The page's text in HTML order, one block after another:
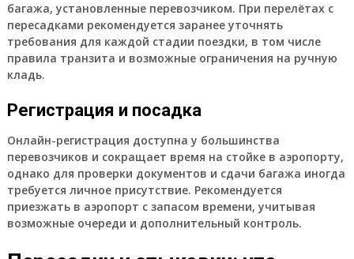
багажа, установленные перевозчиком. При перелётах с
пересадками рекомендуется заранее уточнять
требования для каждой стадии поездки, в том числе
правила транзита и возможные ограничения на ручную
кладь.
Регистрaция и посадка
Онлайн-регистрация доступна у большинства
перевозчиков и сокращает время на стойке в аэропорту,
однако для проверки документов и сдачи багажа иногда
требуется личное присутствие. Рекомендуется
приезжать в аэропорт с запасом времени, учитывая
возможные очереди и дополнительный контроль.